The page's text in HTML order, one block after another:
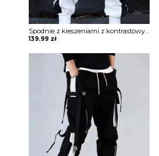
Spodnie z kieszeniami z kontrastowymi elementami
139.99 zł